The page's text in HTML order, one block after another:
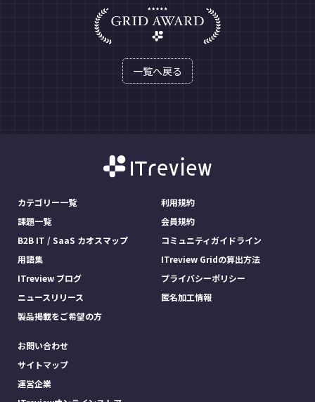
一覧へ戻る
カテゴリー一覧
課題一覧
B2B IT / SaaS カオスマップ
用語集
ITreview ブログ
ニュースリリース
製品掲載をご希望の方
利用規約
会員規約
コミュニティガイドライン
ITreview Gridの算出方法
プライバシーポリシー
匿名加工情報
お問い合わせ
サイトマップ
運営企業